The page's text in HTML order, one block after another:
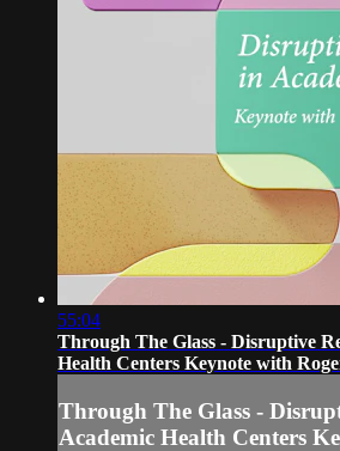
55:04
Through The Glass - Disruptive
Health Centers Keynote with
Through The Glass -
Academic Health Centers